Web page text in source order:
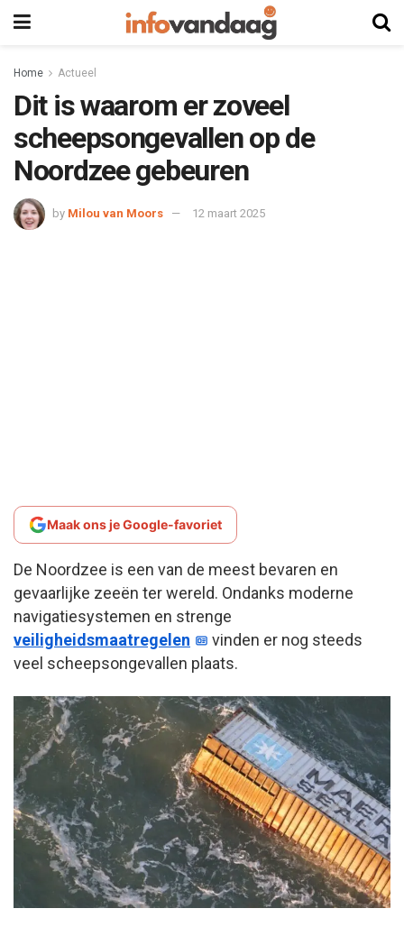
Home Actueel
Dit is waarom er zoveel
scheepsongevallen op de
Noordzee gebeuren
by Milou van Moors 12 maart 2025
Maak ons je Google-favoriet
De Noordzee is een van de meest bevaren en
gevaarlijke zeeën ter wereld. Ondanks moderne
navigatiesystemen en strenge
veiligheidsmaatregelen
vinden er nog steeds
veel scheepsongevallen plaats.